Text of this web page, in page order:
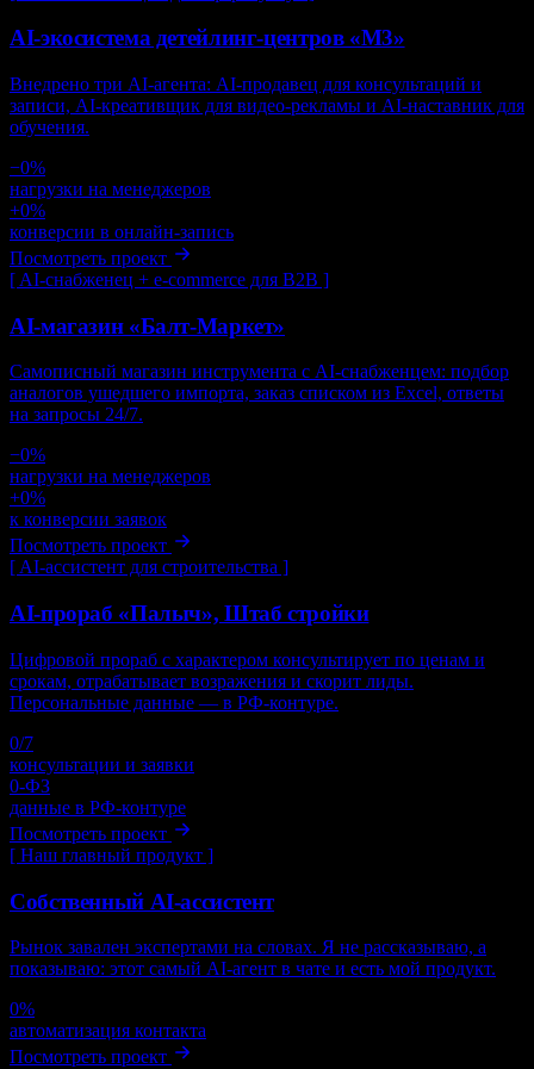
AI-экосистема детейлинг-центров «М3»
Внедрено три AI-агента: AI-продавец для консультаций и
записи, AI-креативщик для видео-рекламы и AI-наставник для
обучения.
−0%
нагрузки на менеджеров
+0%
конверсии в онлайн-запись
Посмотреть проект
[ AI-снабженец + e-commerce для B2B ]
AI-магазин «Балт-Маркет»
Самописный магазин инструмента с AI-снабженцем: подбор
аналогов ушедшего импорта, заказ списком из Excel, ответы
на запросы 24/7.
−0%
нагрузки на менеджеров
+0%
к конверсии заявок
Посмотреть проект
[ AI-ассистент для строительства ]
AI-прораб «Палыч», Штаб стройки
Цифровой прораб с характером консультирует по ценам и
срокам, отрабатывает возражения и скорит лиды.
Персональные данные — в РФ-контуре.
0/7
консультации и заявки
0-ФЗ
данные в РФ-контуре
Посмотреть проект
[ Наш главный продукт ]
Собственный AI-ассистент
Рынок завален экспертами на словах. Я не рассказываю, а
показываю: этот самый AI-агент в чате и есть мой продукт.
0%
автоматизация контакта
Посмотреть проект